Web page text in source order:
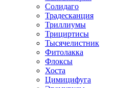
Солидаго
Традесканция
Триллиумы
Трициртисы
Тысячелистник
Фитолакка
Флоксы
Хоста
Цимицифуга